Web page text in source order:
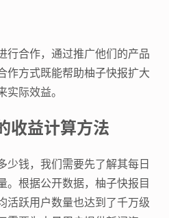
行合作，通过推广他们的产品
作方式既能帮助柚子快报扩大
际效益。
收益计算方法
少钱，我们需要先了解其每日
。根据公开数据，柚子快报目
活跃用户数量也达到了千万级